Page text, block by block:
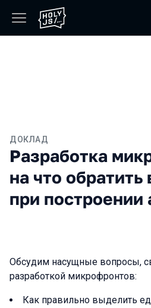
ДОКЛАД
Разработка
на что обратить
при построении
Обсудим насущные вопросы,
разработкой микрофронтов:
Как правильно выделить